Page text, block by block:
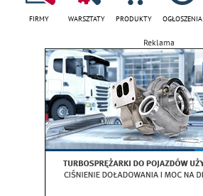
FIRMY WARSZTATY PRODUKTY OGŁOSZENIA
Reklama